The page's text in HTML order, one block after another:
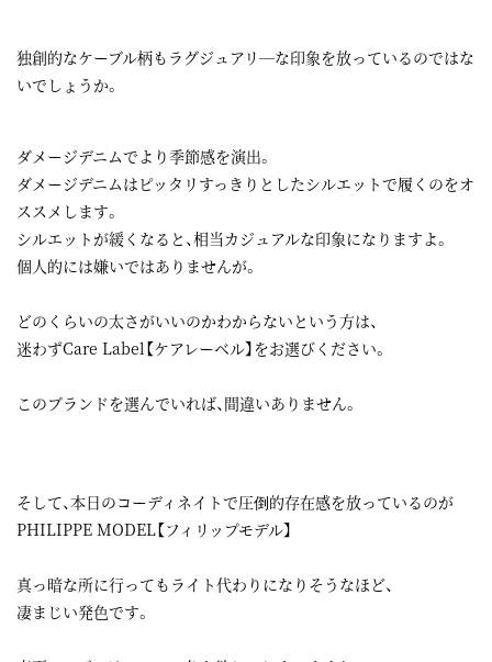
独創的なケーブル柄もラグジュアリ―な印象を放っているのではな
いでしょうか。
ダメージデニムでより季節感を演出。
ダメージデニムはピッタリすっきりとしたシルエットで履くのをオ
ススメします。
シルエットが緩くなると、相当カジュアルな印象になりますよ。
個人的には嫌いではありませんが。
どのくらいの太さがいいのかわからないという方は、
迷わずCare Label【ケアレーベル】をお選びください。
このブランドを選んでいれば、間違いありません。
そして、本日のコーディネイトで圧倒的存在感を放っているのが
PHILIPPE MODEL【フィリップモデル】
真っ暗な所に行ってもライト代わりになりそうなほど、
凄まじい発色です。